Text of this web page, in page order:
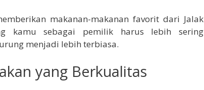
makanan-makanan favorit dari Jalak
kamu sebagai pemilik harus lebih sering
menjadi lebih terbiasa.
yang Berkualitas